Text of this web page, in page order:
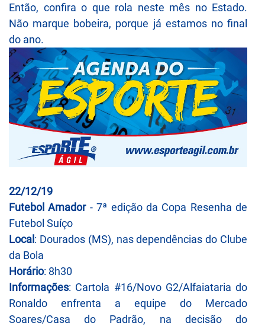
Então, confira o que rola neste mês no Estado.
Não marque bobeira, porque já estamos no final
do ano.
22/12/19
Futebol Amador- 7ª edição da Copa Resenha de
Futebol Suíço
Local: Dourados (MS), nas dependências do Clube
da Bola
Horário: 8h30
Informações: Cartola #16/Novo G2/Alfaiataria do
Ronaldo enfrenta a equipe do Mercado
Soares/Casa do Padrão, na decisão do